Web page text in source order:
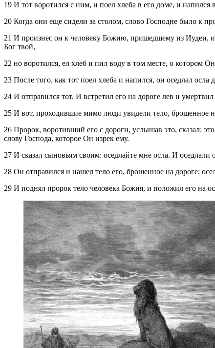
19 И тот воротился с ним, и поел хлеба в его доме, и напился
20 Когда они еще сидели за столом, слово Господне было к
21 И произнес он к человеку Божию, пришедшему из Иудеи, и
Бог твой,
22 но воротился, ел хлеб и пил воду в том месте, о котором
23 После того, как тот поел хлеба и напился, он оседлал осла
24 И отправился тот. И встретил его на дороге лев и
25 И вот, проходившие мимо люди увидели тело, брошенное
26 Пророк, воротивший его с дороги, услышав это, сказал:
слову Господа, которое Он изрек ему.
27 И сказал сыновьям своим: оседлайте мне осла. И оседлали
28 Он отправился и нашел тело его, брошенное на дороге;
29 И поднял пророк тело человека Божия, и положил его на